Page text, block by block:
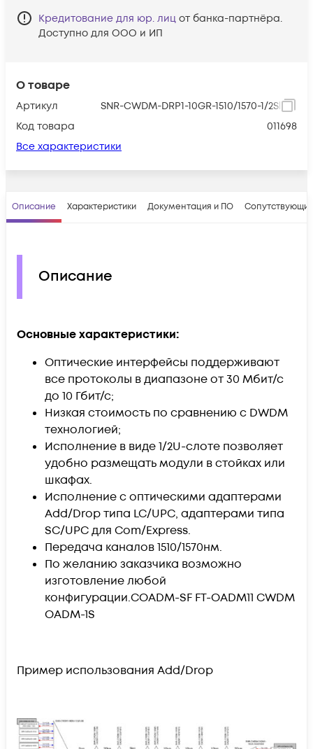
О товаре
Артикул
SNR-CWDM-DRP1-10GR-1510/1570-1/2Slot
Код товара
011698
Все характеристики
Кредитование для юр. лиц от банка-партнёра.
Доступно для ООО и ИП
Описание Характеристики Документация и ПО
Описание
Основные характеристики:
Оптические интерфейсы поддерживают
все протоколы в диапазоне от 30 Мбит/с
до 10 Гбит/с;
Низкая стоимость по сравнению с DWDM
технологией;
Исполнение в виде 1/2U-слоте позволяет
удобно размещать модули в стойках или
шкафах.
Исполнение с оптическими адаптерами
Add/Drop типа LC/UPC, адаптерами типа
SC/UPC для Com/Express.
Передача каналов 1510/1570нм.
По желанию заказчика возможно
изготовление любой
конфигурации.COADM-SF FT-OADM11 CWDM
OADM-1S
Пример использования Add/Drop